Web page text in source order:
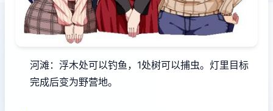
河滩：浮木处可以钓鱼，1处树可以捕虫。灯里目标
完成后变为野营地。